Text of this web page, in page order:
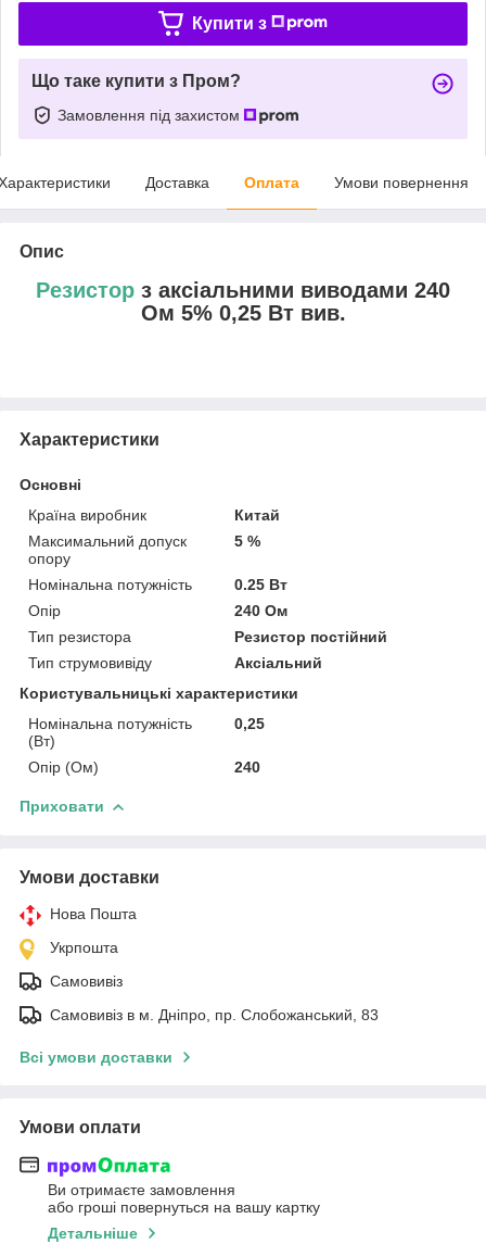
Купити з
Що таке купити з Пром?
Замовлення під захистом
Доставка Оплата Умови повернення
Опис
Резистор з аксіальними виводами 240
Ом 5% 0,25 Вт вив.
Характеристики
Основні
Країна виробник
Китай
Максимальний допуск
опору
5 %
Номінальна потужність
0.25 Вт
Опір
240 Ом
Тип резистора
Резистор постійний
Тип струмовивіду
Аксіальний
Користувальницькі характеристики
Номінальна потужність
(Вт)
0,25
Опір (Ом) 240
Приховати
Умови доставки
Нова Пошта
Укрпошта
Самовивіз
Самовивіз в м. Дніпро, пр. Слобожанський, 83
Всі умови доставки
Умови оплати
Ви отримаєте замовлення
або гроші повернуться на вашу картку
Детальніше